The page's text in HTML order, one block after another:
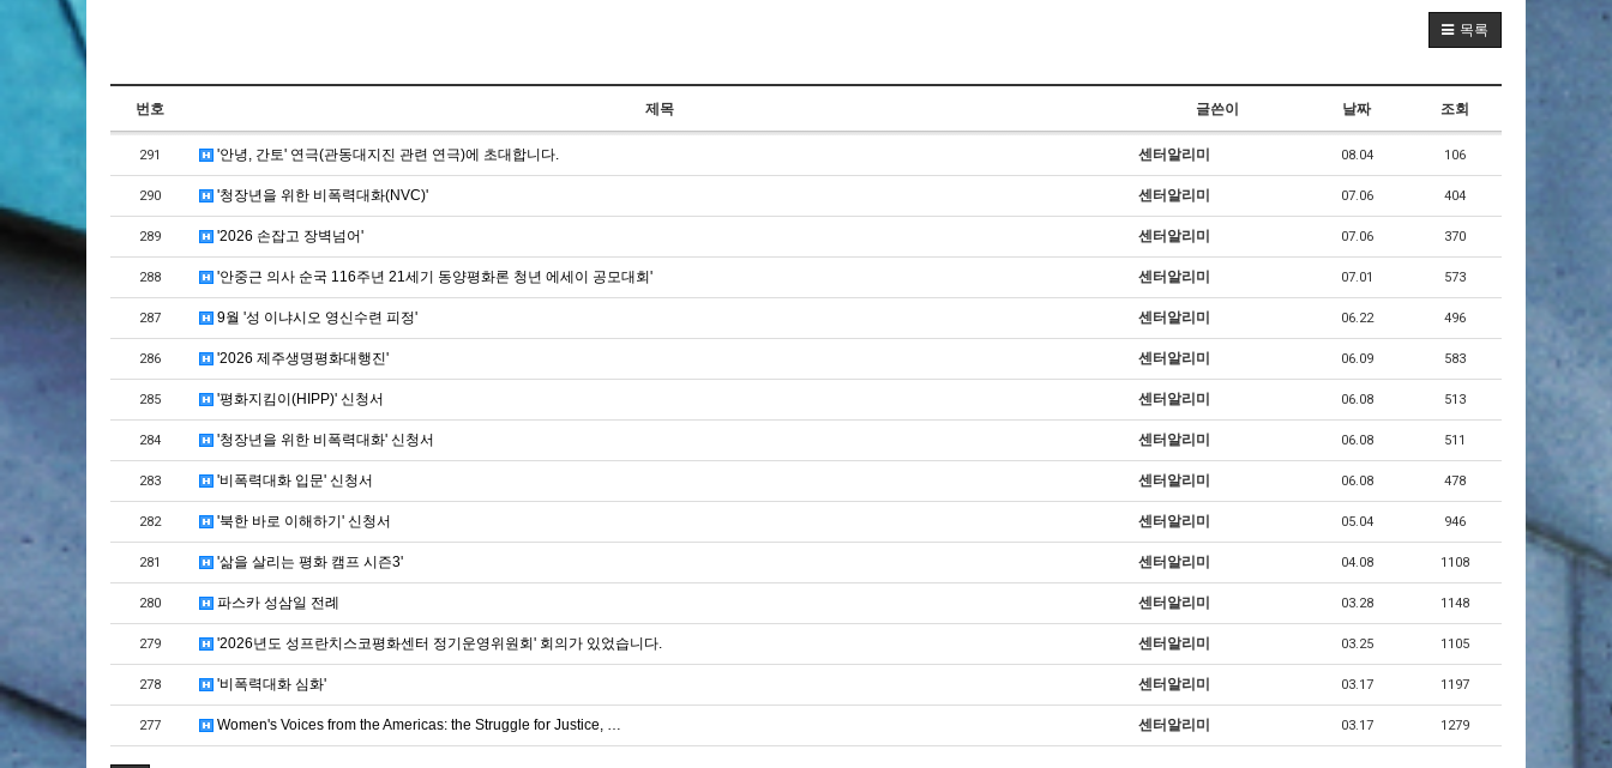
목록
번호 제목 글쓴이 날짜 조회
291 '안녕, 간토' 연극(관동대지진 관련 연극)에 초대합니다. 센터알리미 08.04 106
290 '청장년을 위한 비폭력대화(NVC)' 센터알리미 07.06 404
289 '2026 손잡고 장벽넘어' 센터알리미 07.06 370
288 '안중근 의사 순국 116주년 21세기 동양평화론 청년 에세이 공모대회' 센터알리미 07.01 573
287 9월 '성 이냐시오 영신수련 피정' 센터알리미 06.22 496
286 '2026 제주생명평화대행진' 센터알리미 06.09 583
285 '평화지킴이(HIPP)' 신청서 센터알리미 06.08 513
284 '청장년을 위한 비폭력대화' 신청서 센터알리미 06.08 511
283 '비폭력대화 입문' 신청서 센터알리미 06.08 478
282 '북한 바로 이해하기' 신청서 센터알리미 05.04 946
281 '삶을 살리는 평화 캠프 시즌3' 센터알리미 04.08 1108
280 파스카 성삼일 전례 센터알리미 03.28 1148
279 '2026년도 성프란치스코평화센터 정기운영위원회' 회의가 있었습니다. 센터알리미 03.25 1105
278 '비폭력대화 심화' 센터알리미 03.17 1197
277 Women's Voices from the Americas: the Struggle for Justice, … 센터알리미 03.17 1279